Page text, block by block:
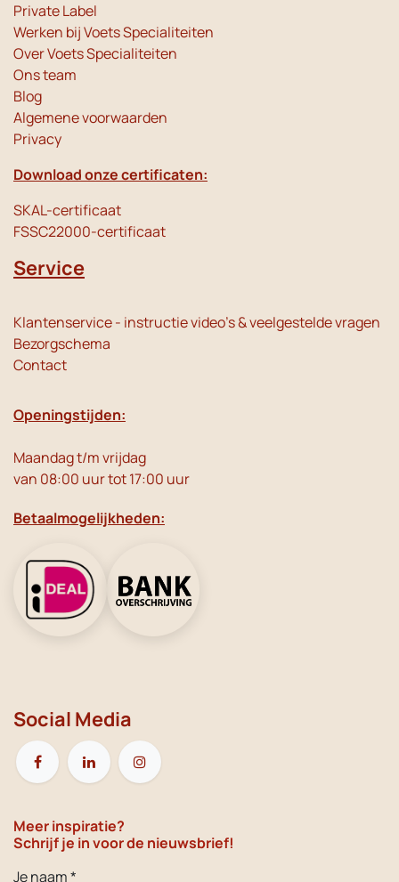
Private Label
Werken bij Voets Specialiteiten
Over Voets Specialiteiten
Ons team
Blog
Algemene voorwaarden
Privacy
Download onze certificaten:
SKAL-certificaat
FSSC22000-certificaat
Service
Klantenservice - instructie video's & veelgestelde vragen
Bezorgschema
Contact
Openingstijden:
Maandag t/m vrijdag
van 08:00 uur tot 17:00 uur
Betaalmogelijkheden:
Social Media
Meer inspiratie?
Schrijf je in voor de nieuwsbrief!
Je naam *